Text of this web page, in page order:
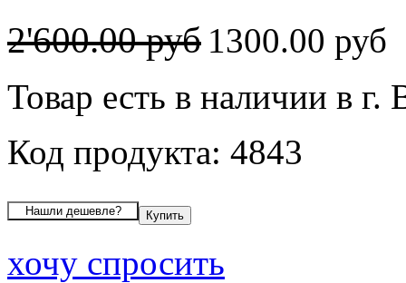
2'600.00 руб 1300.00 руб
Товар есть в наличии в г.
Код продукта: 4843
хочу спросить